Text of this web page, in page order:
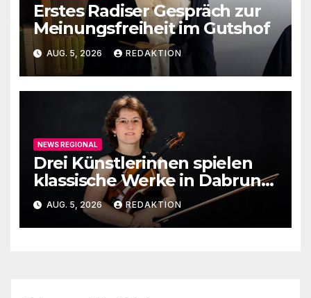
Erstes Radiser Gespräch zur
Meinungsfreiheit im Gutshof
AUG. 5, 2026 REDAKTION
NEWS REGIONAL
Drei Künstlerinnen spielen
klassische Werke in Dabruner
Kirche
AUG. 5, 2026 REDAKTION